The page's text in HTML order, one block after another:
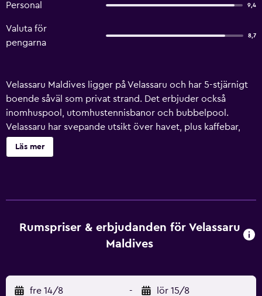
Personal 9,4
Valuta för
pengarna
8,7
Velassaru Maldives ligger på Velassaru och har 5-stjärnigt
boende såväl som privat strand. Det erbjuder också
inomhuspool, utomhustennisbanor och bubbelpool.
Velassaru har svepande utsikt över havet, plus kaffebar,
express in- och utcheckning och dygnet-runt-öppen
rumsservice. De erbjuder även barnpassning, valutaväxling
hårtork. Velassaru Hotel erbjuder en variation av
middagsalternativ med Etesian och Fen Bar, som ligger på
Villingili ligger en kort bilresa bort.
Läs mer
Rumspriser & erbjudanden för Velassaru
Maldives
fre 14/8 - lör 15/8